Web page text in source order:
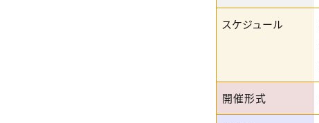
スケジュール
開催形式